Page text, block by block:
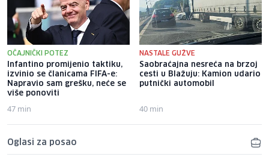
OČAJNIČKI POTEZ
Infantino promijenio taktiku,
izvinio se članicama FIFA-e:
Napravio sam grešku, neće se
više ponoviti
47 min
NASTALE GUŽVE
Saobraćajna nesreća na brzoj
cesti u Blažuju: Kamion udario
putnički automobil
40 min
Oglasi za posao